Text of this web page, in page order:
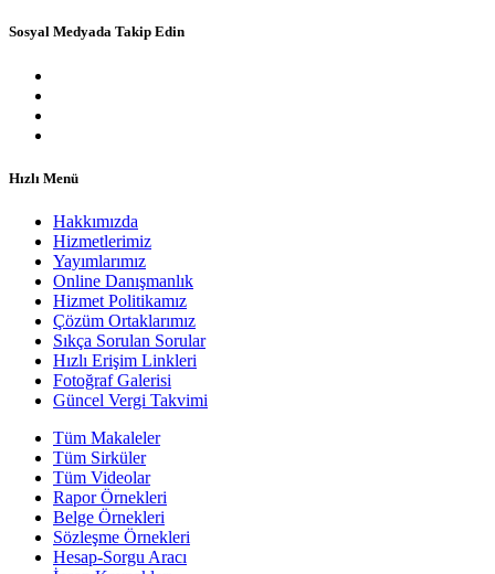
Sosyal Medyada Takip Edin
Hızlı Menü
Hakkımızda
Hizmetlerimiz
Yayımlarımız
Online Danışmanlık
Hizmet Politikamız
Çözüm Ortaklarımız
Sıkça Sorulan Sorular
Hızlı Erişim Linkleri
Fotoğraf Galerisi
Güncel Vergi Takvimi
Tüm Makaleler
Tüm Sirküler
Tüm Videolar
Rapor Örnekleri
Belge Örnekleri
Sözleşme Örnekleri
Hesap-Sorgu Aracı